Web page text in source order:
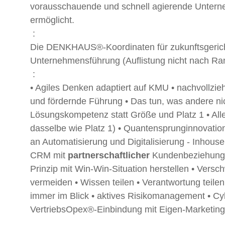
vorausschauende und schnell agierende
ermöglicht.
:
Die DENKHAUS®-Koordinaten für
Unternehmensführung (Auflistung nicht nach
:
• Agiles Denken adaptiert auf KMU •
und fördernde Führung • Das tun, was andere
Lösungskompetenz statt Größe und Platz 1 •
dasselbe wie Platz 1) •
an Automatisierung und Digitalisierung -
CRM mit partnerschaftlicher
Prinzip mit Win-Win-Situation herstellen •
vermeiden • Wissen teilen • Verantwortung
immer im Blick • aktives Risikomanagement •
VertriebsOpex®-Einbindung mit Eigen-